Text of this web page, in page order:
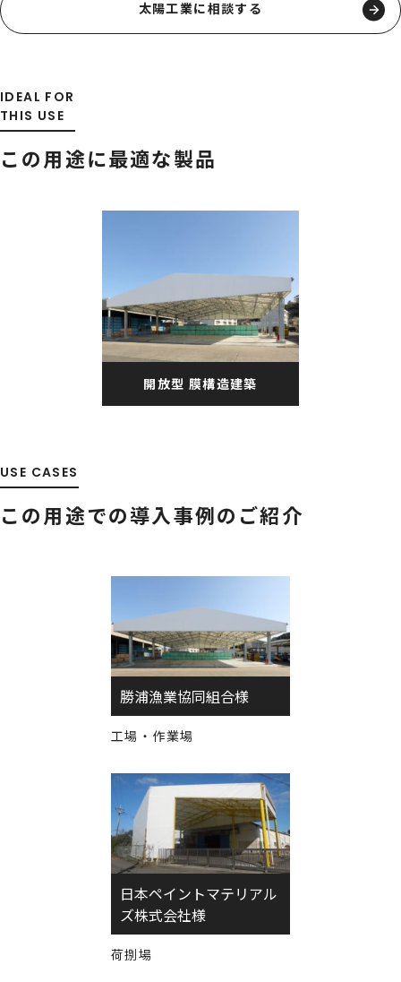
太陽工業に相談する
IDEAL FOR
THIS USE
この用途に最適な製品
開放型 膜構造建築
USE CASES
この用途での導入事例のご紹介
勝浦漁業協同組合様
工場・作業場
日本ペイントマテリアル
ズ株式会社様
荷捌場